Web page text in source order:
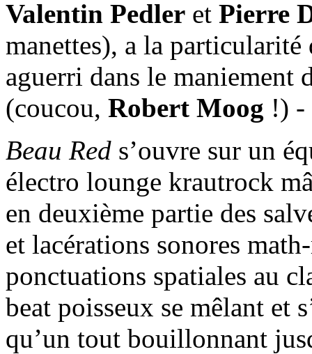
Valentin Pedler et Pierre
manettes), a la
aguerri dans le maniement
(coucou, Robert Moog !) -
Beau Red s’ouvre sur un
électro lounge krautrock
en deuxième partie des
et lacérations sonores
ponctuations spatiales au
beat poisseux se mêlant et
qu’un tout bouillonnant